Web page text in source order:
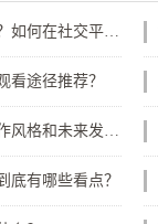
爽⋯躁多水⋯快⋯深女女表情包是什么意思？如何在社交平台上使用它们增添趣味？
看途径推荐？
四川少女2023年在B站的表现如何-她们的创作风格和未来发展方向是什么
底有哪些看点？